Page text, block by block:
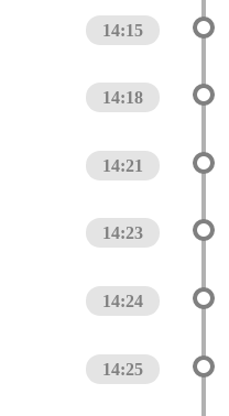
14:15
14:18
14:21
14:23
14:24
14:25